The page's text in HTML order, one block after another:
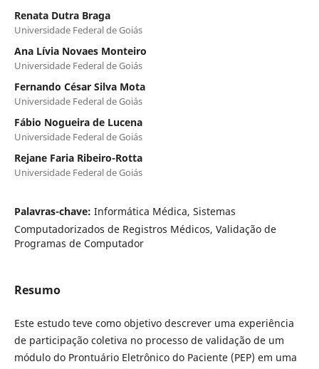
Renata Dutra Braga
Universidade Federal de Goiás
Ana Lívia Novaes Monteiro
Universidade Federal de Goiás
Fernando César Silva Mota
Universidade Federal de Goiás
Fábio Nogueira de Lucena
Universidade Federal de Goiás
Rejane Faria Ribeiro-Rotta
Universidade Federal de Goiás
Palavras-chave: Informática Médica, Sistemas
Computadorizados de Registros Médicos, Validação de
Programas de Computador
Resumo
Este estudo teve como objetivo descrever uma experiência
de participação coletiva no processo de validação de um
módulo do Prontuário Eletrônico do Paciente (PEP) em uma